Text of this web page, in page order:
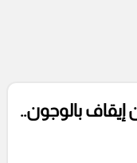
إيقاف بالوجون..